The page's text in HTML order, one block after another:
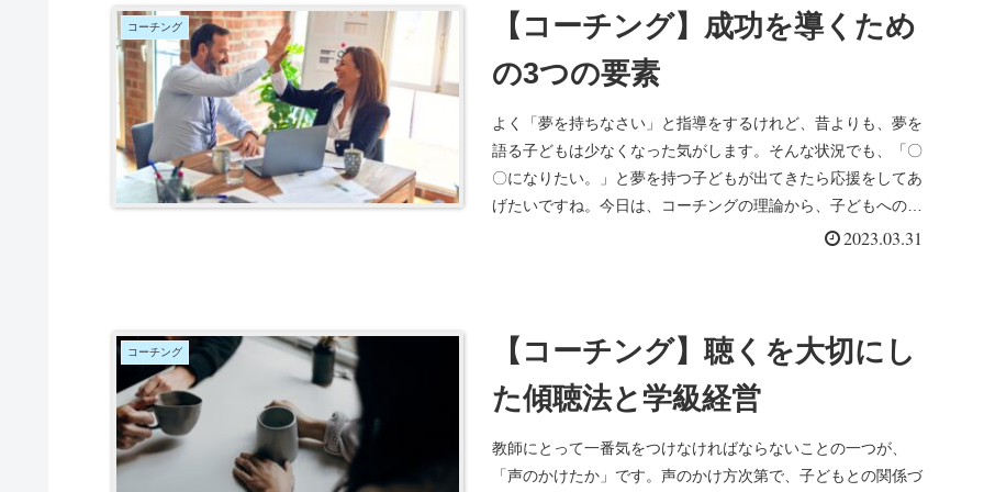
コーチング
【コーチング】成功を導くため
の3つの要素
よく「夢を持ちなさい」と指導をするけれど、昔よりも、夢を
語る子どもは少なくなった気がします。そんな状況でも、「〇
〇になりたい。」と夢を持つ子どもが出てきたら応援をしてあ
げたいですね。今日は、コーチングの理論から、子どもへの
2023.03.31
コーチング
【コーチング】聴くを大切にし
た傾聴法と学級経営
教師にとって一番気をつけなければならないことの一つが、
「声のかけたか」です。声のかけ方次第で、子どもとの関係づ